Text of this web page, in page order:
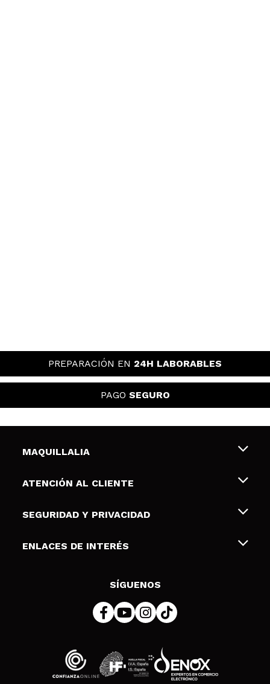
PREPARACIÓN EN 24H LABORABLES
PAGO SEGURO
MAQUILLALIA
Sobre nosotros
Tarjetas de Regalo
ATENCIÓN AL CLIENTE
Envíos y devoluciones
Formas de pago
SEGURIDAD Y PRIVACIDAD
Terminos y condiciones de uso
Política de cookies
ENLACES DE INTERÉS
SÍGUENOS